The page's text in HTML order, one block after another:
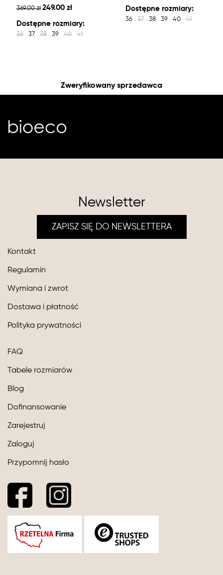
369.00 zł 249.00 zł
Dostępne rozmiary:
36 37 38 39 40 41
Dostępne rozmiary:
36 37 38 39 40 41
Zweryfikowany sprzedawca
Newsletter
ZAPISZ SIĘ DO NEWSLETTERA
Kontakt
Regulamin
Wymiana i zwrot
Dostawa i płatność
Polityka prywatności
FAQ
Tabele rozmiarów
Blog
Dofinansowanie
Zarejestruj
Zaloguj
Przypomnij hasło